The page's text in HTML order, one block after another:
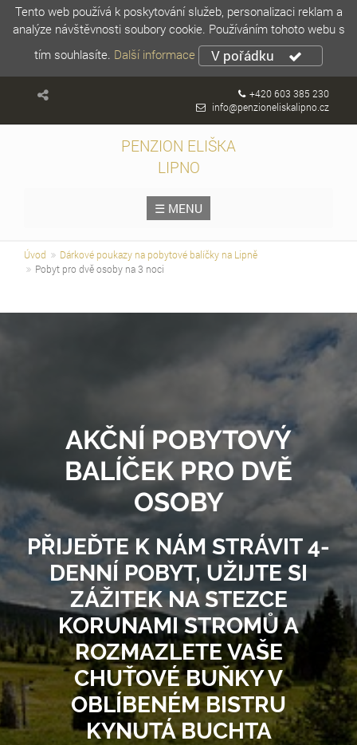
Tento web používá k poskytování služeb, personalizaci reklam a
analýze návštěvnosti soubory cookie. Používáním tohoto webu s
tím souhlasíte. Další informace V pořádku
+420 603 385 230
info@penzioneliskalipno.cz
PENZION ELIŠKA
LIPNO
☰ MENU
Úvod
Dárkové poukazy na pobytové balíčky na Lipně
Pobyt pro dvě osoby na 3 noci
AKČNÍ POBYTOVÝ
BALÍČEK PRO DVĚ
OSOBY
PŘIJEĎTE K NÁM STRÁVIT 4-
DENNÍ POBYT, UŽIJTE SI
ZÁŽITEK NA STEZCE
KORUNAMI STROMŮ A
ROZMAZLETE VAŠE
CHUŤOVÉ BUŇKY V
OBLÍBENÉM BISTRU
KYNUTÁ BUCHTA